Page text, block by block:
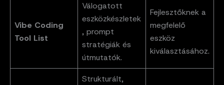
Vibe Coding
Tool List
Válogatott
eszközkészletek
, prompt
stratégiák és
útmutatók.
Fejlesztőknek a
megfelelő
eszköz
kiválasztásához.
Strukturált,